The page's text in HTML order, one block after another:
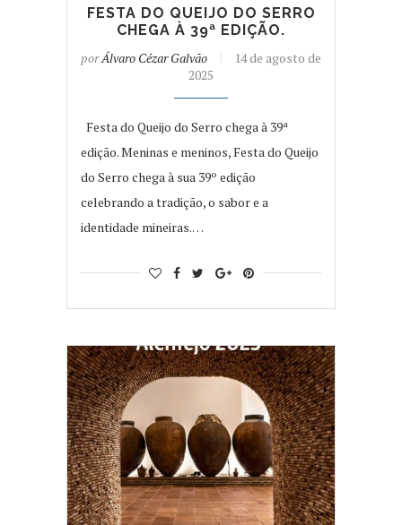
FESTA DO QUEIJO DO SERRO
CHEGA À 39ª EDIÇÃO.
porÁlvaro Cézar Galvão
14 de agosto de
2025
Festa do Queijo do Serro chega à 39ª
edição. Meninas e meninos, Festa do Queijo
do Serro chega à sua 39º edição
celebrando a tradição, o sabor e a
identidade mineiras.…